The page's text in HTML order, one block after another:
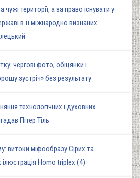
чужі території, а за право існувати у
в її міжнародно визнаних
чергові фото, обіцянки і
зустріч» без результату
технологічних і духовних
Пітер Тіль
витоки міфообразу Сірих та
ілюстрація Homo triplex (4)